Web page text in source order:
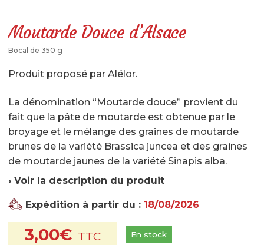
LIBRAIRIE
RÉSERVEZ UNE VISITE
Réservation en ligne & description
Où trouver La Maison de La Choucroute – LE PIC
?
Le magasin
Notre histoire
Moutarde Douce d’Alsace
Bocal de 350 g
Produit proposé par Alélor.
La dénomination “Moutarde douce” provient du
fait que la pâte de moutarde est obtenue par le
broyage et le mélange des graines de moutarde
brunes de la variété Brassica juncea et des graines
de moutarde jaunes de la variété Sinapis alba.
› Voir la description du produit
Expédition à partir du : 18/08/2026
3,00€ En stock